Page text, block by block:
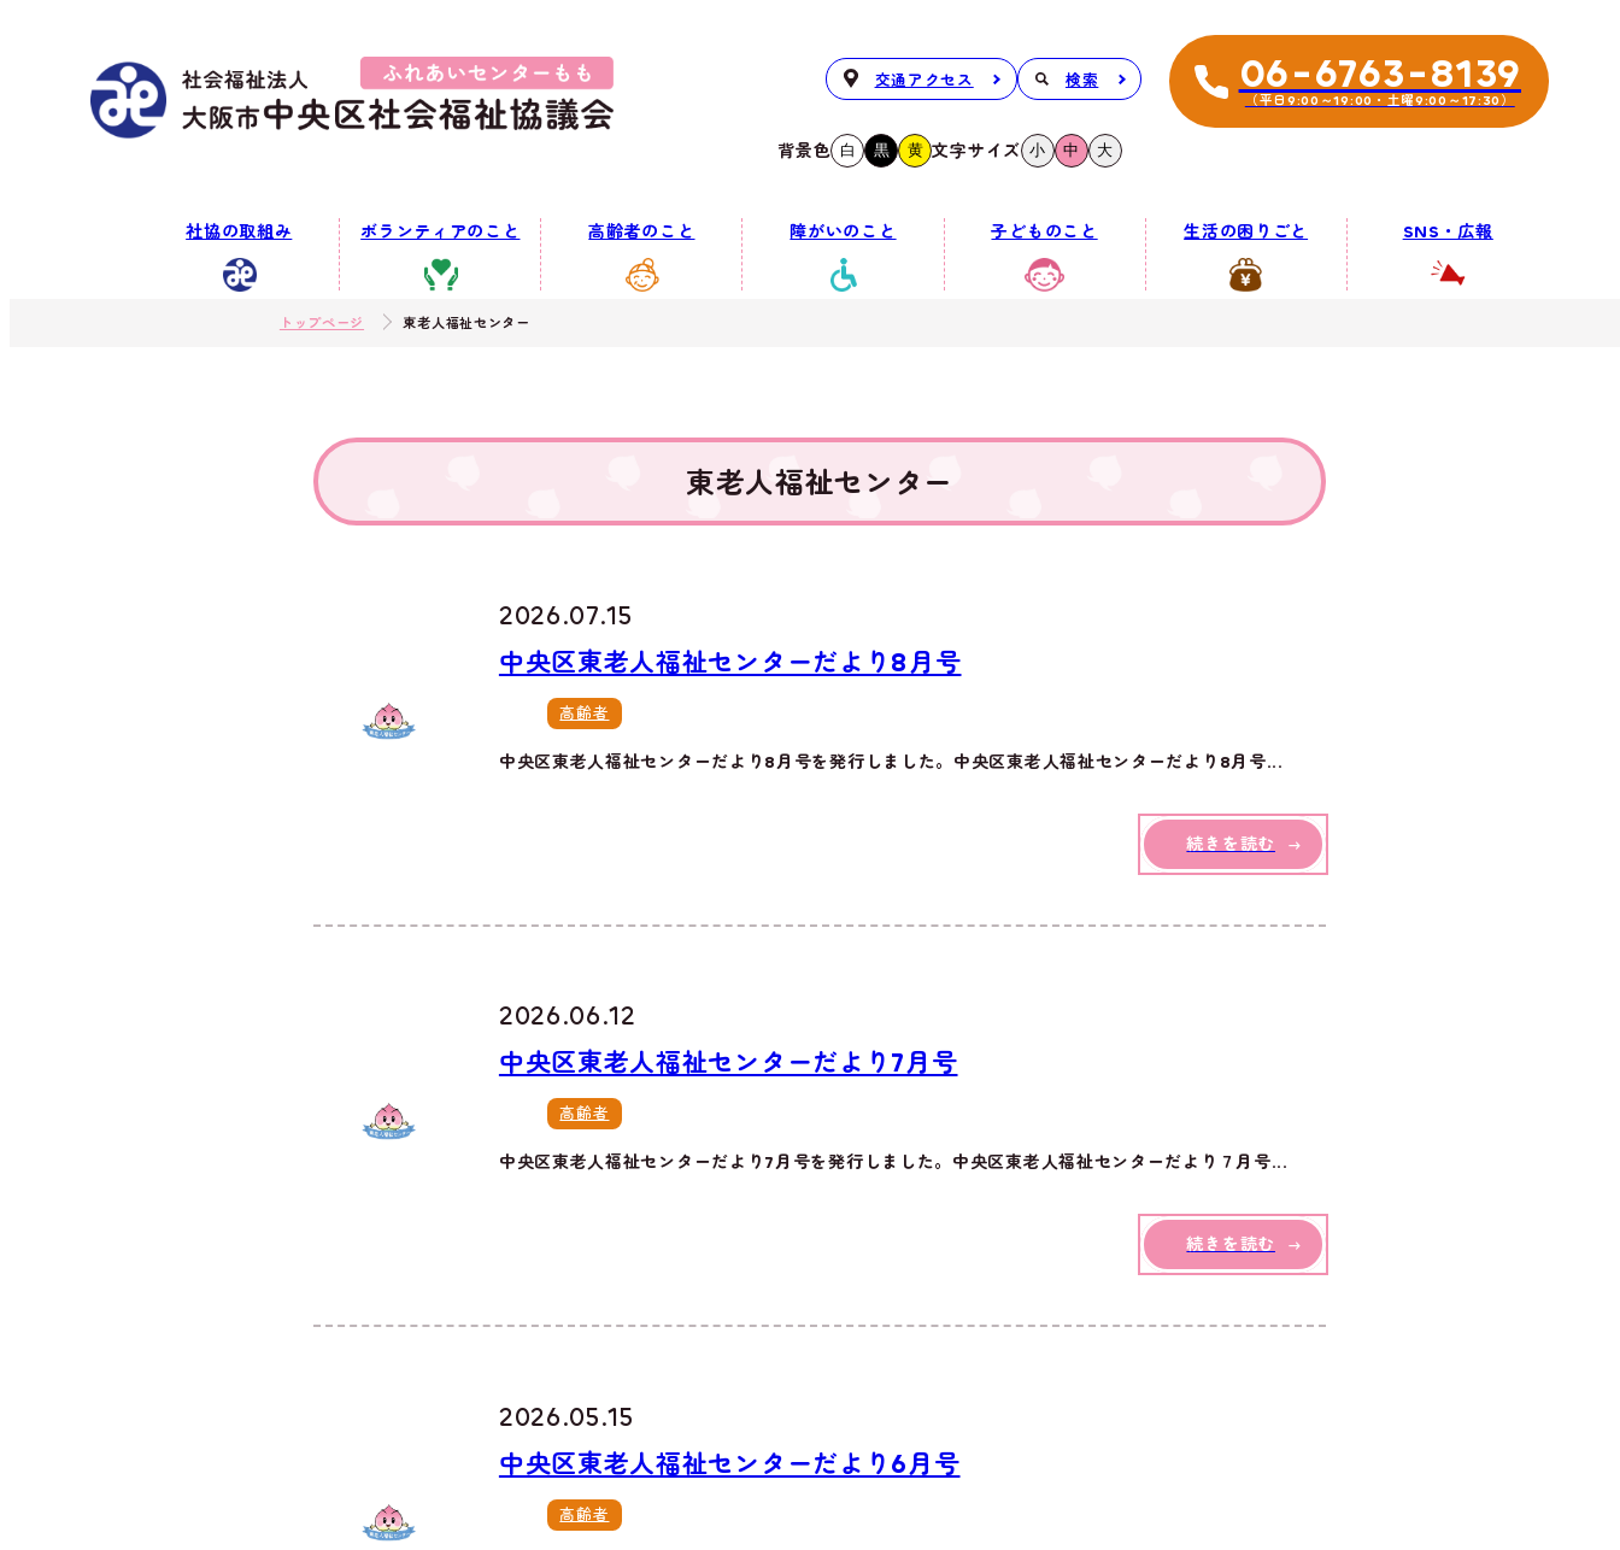
交通アクセス 検索
背景色 白 黒 黄 文字サイズ 小 中 大
06-6763-8139
（平日9:00～19:00・土曜9:00～17:30）
社協の取組み ボランティアのこと 高齢者のこと 障がいのこと 子どものこと 生活の困りごと SNS・広報
トップページ 東老人福祉センター
東老人福祉センター
2026.07.15
中央区東老人福祉センターだより8月号
高齢者
中央区東老人福祉センターだより8月号を発行しました。中央区東老人福祉センターだより8月号...
続きを読む
2026.06.12
中央区東老人福祉センターだより7月号
高齢者
中央区東老人福祉センターだより7月号を発行しました。中央区東老人福祉センターだより７月号...
続きを読む
2026.05.15
中央区東老人福祉センターだより6月号
高齢者